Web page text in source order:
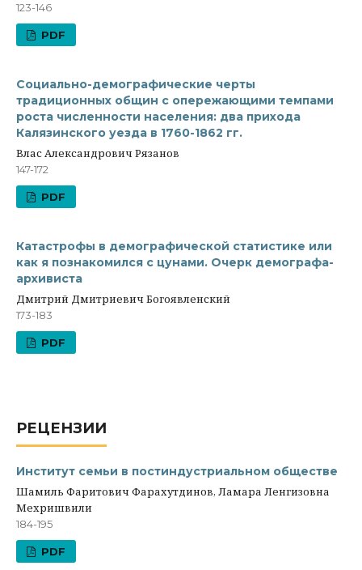
123-146
PDF
Социально-демографические черты
традиционных общин с опережающими темпами
роста численности населения: два прихода
Калязинского уезда в 1760-1862 гг.
Влас Александрович Рязанов
147-172
PDF
Катастрофы в демографической статистике или
как я познакомился с цунами. Очерк демографа-
архивиста
Дмитрий Дмитриевич Богоявленский
173-183
PDF
РЕЦЕНЗИИ
Институт семьи в постиндустриальном обществе
Шамиль Фаритович Фарахутдинов, Ламара Ленгизовна
Мехришвили
184-195
PDF